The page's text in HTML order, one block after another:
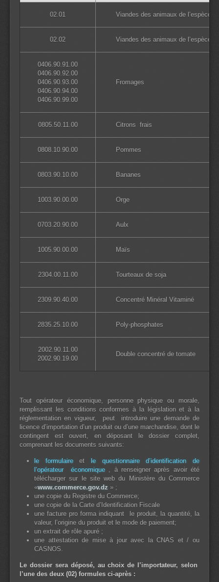
02.01 Viandes des animaux de l’espèce
02.02 Viandes des animaux de l’espèce
0406.90.91.00
0406.90.92.00
0406.90.93.00
0406.90.94.00
0406.90.99.00
Fromages
0805.50.11.00 Citrons frais
0808.10.90.00 Pommes
0803.90.10.00 Bananes
1003.90.00.00 Orge
0703.20.90.00 Aulx
1005.90.00.00 Maïs
2304.00.11.00 Tourteaux de soja
2309.90.40.00 Concentré Minéral Vitaminé
2835.25.10.00 Poly-phosphates
2002.90.11.00
2002.90.19.00
Double concentré de tomate
Tout opérateur économique, personne physique ou morale,
remplissant les conditions conformes à la législation et à la
réglementation en vigueur, peut introduire une demande de
licence d’importation d’un produit ou d’une marchandise, dont le
contingent est ouvert, en déposant le dossier complet,
comprenant les documents suivants:
le formulaireet
le questionnaire d’identification de
l’opérateur économique, à renseigner après avoir été
télécharger sur le site web du Ministère du Commerce
«www.commerce.gov.dz » ;
une copie du Registre du Commerce;
une copie de la Carte d’Identification Fiscale
une facture pro forma indiquant le produit, la quantité, la
valeur, l’origine du produit et le mode de paiement;
un extrait de rôle apuré ;
une attestation de mise à jour avec la CNAS et / ou
CASNOS.
Le dossier sera déposé, au choix de l’importateur, selon
l’une des deux (02) formules ci-après :